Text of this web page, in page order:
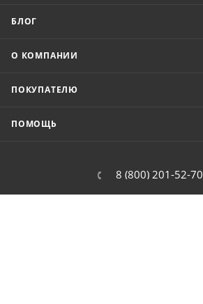
БЛОГ
О КОМПАНИИ
ПОКУПАТЕЛЮ
ПОМОЩЬ
8 (800) 201-52-70
order@cit.ru